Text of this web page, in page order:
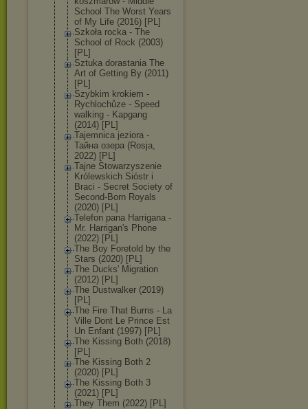
School The Worst Years
of My Life (2016) [PL]
Szkoła rocka - The
School of Rock (2003)
[PL]
Sztuka dorastania The
Art of Getting By (2011)
[PL]
Szybkim krokiem -
Rychlochůze - Speed
walking - Kapgang
(2014) [PL]
Tajemnica jeziora -
Тайна озера (Rosja,
2022) [PL]
Tajne Stowarzyszenie
Królewskich Sióstr i
Braci - Secret Society of
Second-Born Royals
(2020) [PL]
Telefon pana Harrigana -
Mr. Harrigan's Phone
(2022) [PL]
The Boy Foretold by the
Stars (2020) [PL]
The Ducks' Migration
(2012) [PL]
The Dustwalker (2019)
[PL]
The Fire That Burns - La
Ville Dont Le Prince Est
Un Enfant (1997) [PL]
The Kissing Both (2018)
[PL]
The Kissing Both 2
(2020) [PL]
The Kissing Both 3
(2021) [PL]
They Them (2022) [PL]